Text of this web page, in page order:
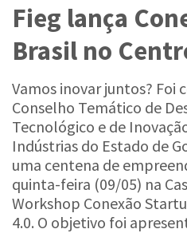
Fieg lança
Brasil no
Vamos inovar juntos? Foi
Conselho Temático de
Tecnológico e de
Indústrias do Estado de
uma centena de
quinta-feira (09/05) na
Workshop Conexão
4.0. O objetivo foi